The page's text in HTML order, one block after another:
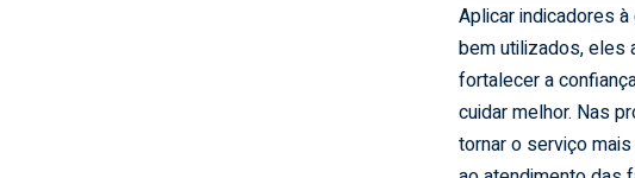
Aplicar indicadores
bem utilizados, eles
fortalecer a
cuidar melhor. Nas
tornar o serviço